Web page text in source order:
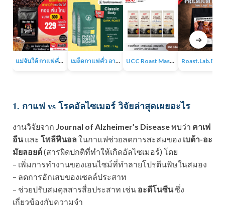
แม่จันใต้ กาแฟคั่ว หอม เข้ม เมล็ดกาแฟคั่ว อาราบิก้า 100% 1KG UCC Roast Master กาแฟคั่วบด 250 ก.
➔
1. กาแฟ vs โรคอัลไซเมอร์ วิจัยล่าสุดเผยอะไร
งานวิจัยจาก Journal of Alzheimer’s Diseaseพบว่า คาเฟ
อีนและ โพลีฟีนอล ในกาแฟช่วยลดการสะสมของ เบต้า-อะ
มัยลอยด์(สารผิดปกติที่ทำให้เกิดอัลไซเมอร์) โดย
– เพิ่มการทำงานของเอนไซม์ที่ทำลายโปรตีนพิษในสมอง
– ลดการอักเสบของเซลล์ประสาท
– ช่วยปรับสมดุลสารสื่อประสาท เช่น อะดีโนซีนซึ่ง
เกี่ยวข้องกับความจำ